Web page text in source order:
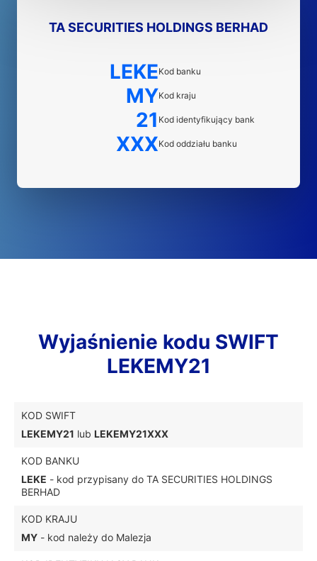
TA SECURITIES HOLDINGS BERHAD
LEKEKod banku
MYKod kraju
21 Kod identyfikujący bank
XXXKod oddziału banku
Wyjaśnienie kodu SWIFT
LEKEMY21
KOD SWIFT
LEKEMY21 lub LEKEMY21XXX
KOD BANKU
LEKE - kod przypisany do TA SECURITIES HOLDINGS
BERHAD
KOD KRAJU
MY - kod należy do Malezja